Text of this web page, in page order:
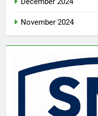
November 2024